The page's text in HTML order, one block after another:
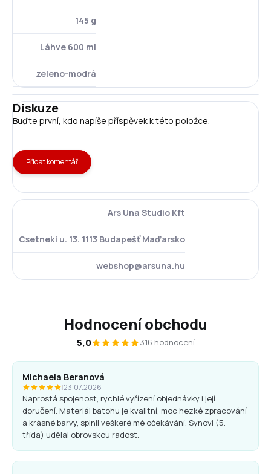
145 g
Láhve 600 ml
zeleno-modrá
Diskuze
Buďte první, kdo napíše příspěvek k této položce.
Přidat komentář
Ars Una Studio Kft
Csetneki u. 13. 1113 Budapešť Maďarsko
webshop@arsuna.hu
Hodnocení obchodu
5,0 316 hodnocení
Michaela Beranová
|23.07.2026
Naprostá spojenost, rychlé vyřízení objednávky i její
doručení. Materiál batohu je kvalitní, moc hezké zpracování
a krásné barvy, splnil veškeré mé očekávání. Synovi (5.
třída) udělal obrovskou radost.